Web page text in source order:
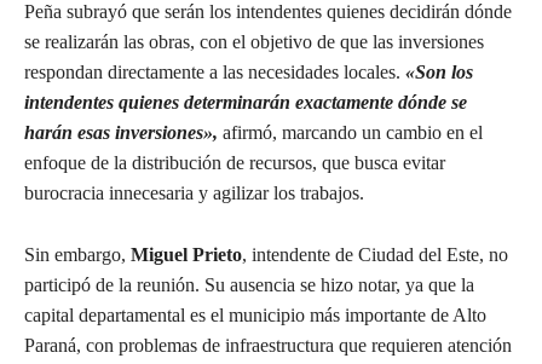
Peña subrayó que serán los intendentes quienes decidirán dónde
se realizarán las obras, con el objetivo de que las inversiones
respondan directamente a las necesidades locales. «Son los
intendentes quienes determinarán exactamente dónde se
harán esas inversiones», afirmó, marcando un cambio en el
enfoque de la distribución de recursos, que busca evitar
burocracia innecesaria y agilizar los trabajos.
Sin embargo, Miguel Prieto, intendente de Ciudad del Este, no
participó de la reunión. Su ausencia se hizo notar, ya que la
capital departamental es el municipio más importante de Alto
Paraná, con problemas de infraestructura que requieren atención